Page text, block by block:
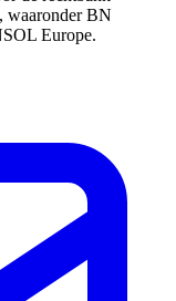
waaronder BN
Europe.